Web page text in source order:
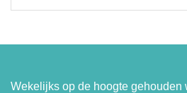
Wekelijks op de hoogte gehouden